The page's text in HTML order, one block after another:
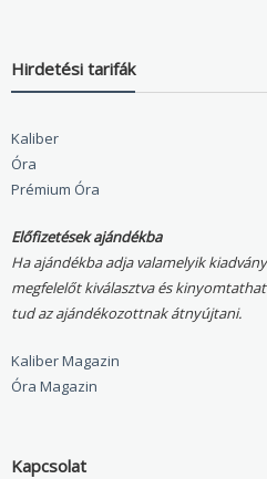
Hirdetési tarifák
Kaliber
Óra
Prémium Óra
Előfizetések ajándékba
Ha ajándékba adja valamelyik
megfelelőt kiválasztva és
tud az ajándékozottnak átnyújtani.
Kaliber Magazin
Óra Magazin
Kapcsolat